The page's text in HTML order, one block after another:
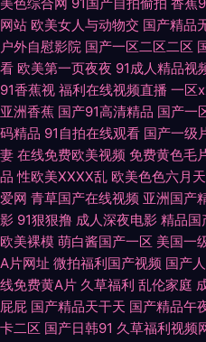
片 日本黑丝三级A片 午夜av福利 伊
超碰久热 国产tsav观看 AV无码午夜
天综合 91黄在线看 91黄站 AAA国产
电影导航 国产91视频在线 国产精品
碰人人在线 肏屄超碰夜夜撸 丁香亚
产一区日韩欧美 激情文学日韩 精品
欧美打炮 欧美人与兽A片 日本成人电
网站 欧美女人与动物交 国产精品
户外自慰影院 国产一区二区二区
看 欧美第一页夜夜 91成人精品视
91香蕉视 福利在线视频直播 一区
亚洲香蕉 国产91高清精品 国产一
码精品 91自拍在线观看 国产一级
妻 在线免费欧美视频 免费黄色毛
品 性欧美ⅩⅩⅩⅩ乱 欧美色色六月天
爱网 青草国产在线视频 亚洲国产
影 91狠狠撸 成人深夜电影 精品国
欧美裸模 萌白酱国产一区 美国一
A片网址 微拍福利国产视频 国产
线免费黄A片 久草福利 乱伦家庭
屁屁 国产精品天干天 国产精品午
卡二区 国产日韩91 久草福利视频